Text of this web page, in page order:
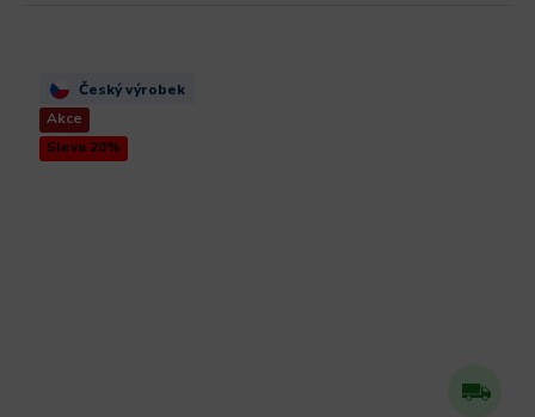
Akce
Český výrobek
Sleva 20%